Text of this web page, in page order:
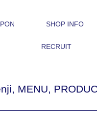
SHOP INFO
RECRUIT
, MENU,